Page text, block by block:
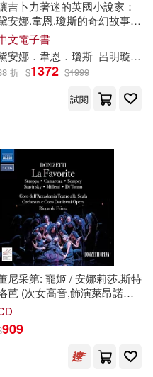
品(5)
(378)
七郎(79)
(70)
東立(934)
(727)
華 謝慈 費艾文 黃筱茵
吉卜力著迷的英國小說家：
安娜.韋恩.瓊斯的奇幻故事精
(《巫師霍爾三部曲》+《時
空之城》共五冊) (電子書)
文電子書
安娜．韋恩．瓊斯 呂明璇 李
折 $1372 $1999
試閱
尼采第: 寵姬 / 安娜莉莎.斯特
芭 (次女高音,飾演萊昂諾爾.
古茲曼) / 哈維爾.卡馬雷納
.森佩 (男中音,飾演阿方索十
一世) / 里卡多.弗里扎 (指揮) /
斯卡拉戲劇學院合唱團 / 董尼
909